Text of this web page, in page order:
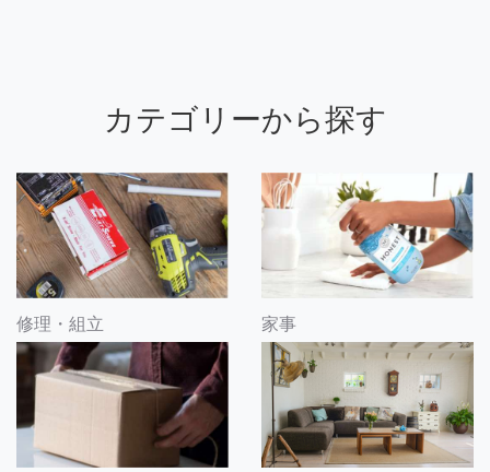
カテゴリーから探す
修理・組立 家事